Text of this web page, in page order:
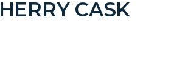
CASK